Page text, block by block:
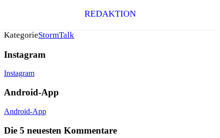
REDAKTION
KategorieStormTalk
Instagram
Instagram
Android-App
Android-App
Die 5 neuesten Kommentare